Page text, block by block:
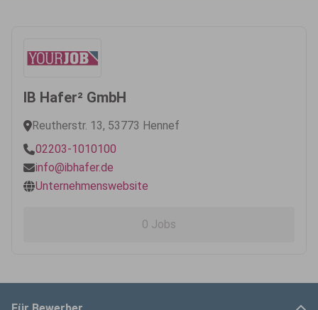
IB Hafer² GmbH
Reutherstr. 13, 53773 Hennef
02203-1010100
info@ibhafer.de
Unternehmenswebsite
0 Jobs